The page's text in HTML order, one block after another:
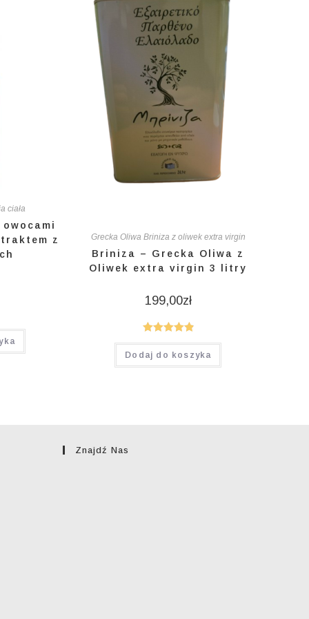
ciała
z
Grecka Oliwa Briniza z oliwek extra virgin
Briniza – Grecka Oliwa z
Oliwek extra virgin 3 litry
199,00zł
Oceniono
4.92na 5
Dodaj do koszyka
Znajdź Nas